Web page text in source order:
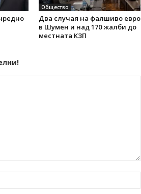
Общество
Два случая на фалшиво евро
в Шумен и над 170 жалби до
местната КЗП